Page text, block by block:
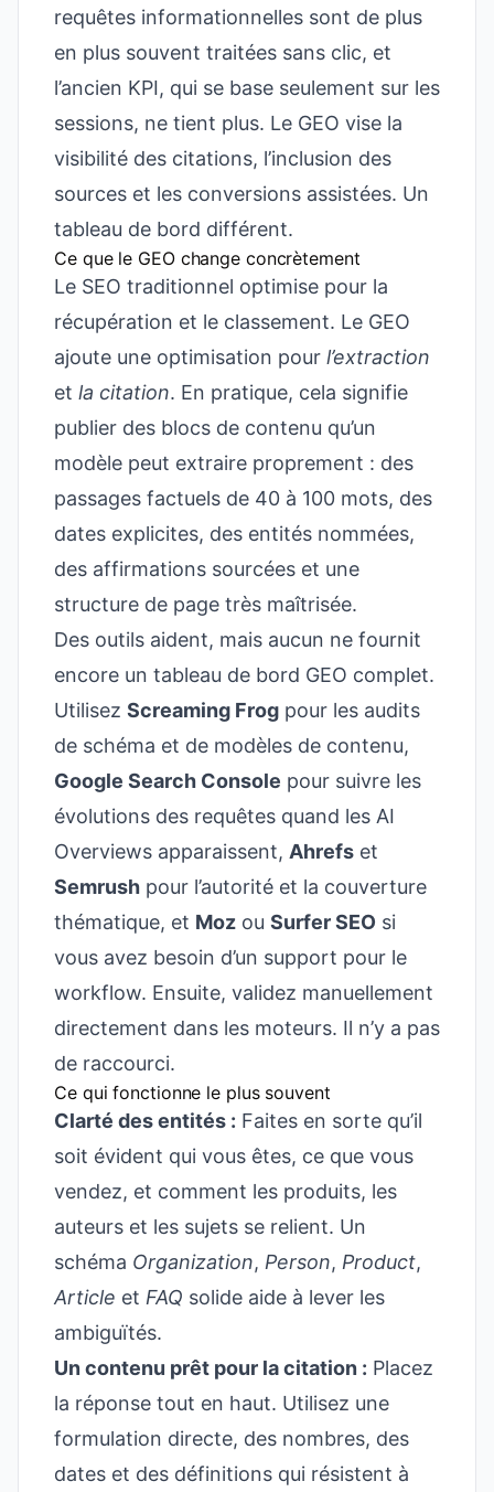
requêtes informationnelles sont de plus
en plus souvent traitées sans clic, et
l’ancien KPI, qui se base seulement sur les
sessions, ne tient plus. Le GEO vise la
visibilité des citations, l’inclusion des
sources et les conversions assistées. Un
tableau de bord différent.
Ce que le GEO change concrètement
Le SEO traditionnel optimise pour la
récupération et le classement. Le GEO
ajoute une optimisation pour l’extraction
et la citation. En pratique, cela signifie
publier des blocs de contenu qu’un
modèle peut extraire proprement : des
passages factuels de 40 à 100 mots, des
dates explicites, des entités nommées,
des affirmations sourcées et une
structure de page très maîtrisée.
Des outils aident, mais aucun ne fournit
encore un tableau de bord GEO complet.
Utilisez Screaming Frog pour les audits
de schéma et de modèles de contenu,
Google Search Console pour suivre les
évolutions des requêtes quand les AI
Overviews apparaissent, Ahrefs et
Semrush pour l’autorité et la couverture
thématique, et Moz ou Surfer SEO si
vous avez besoin d’un support pour le
workflow. Ensuite, validez manuellement
directement dans les moteurs. Il n’y a pas
de raccourci.
Ce qui fonctionne le plus souvent
Clarté des entités : Faites en sorte qu’il
soit évident qui vous êtes, ce que vous
vendez, et comment les produits, les
auteurs et les sujets se relient. Un
schéma Organization, Person, Product,
Article et FAQ solide aide à lever les
ambiguïtés.
Un contenu prêt pour la citation : Placez
la réponse tout en haut. Utilisez une
formulation directe, des nombres, des
dates et des définitions qui résistent à